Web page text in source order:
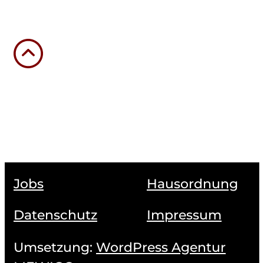
Jobs
Hausordnung
Datenschutz
Impressum
Umsetzung: WordPress Agentur